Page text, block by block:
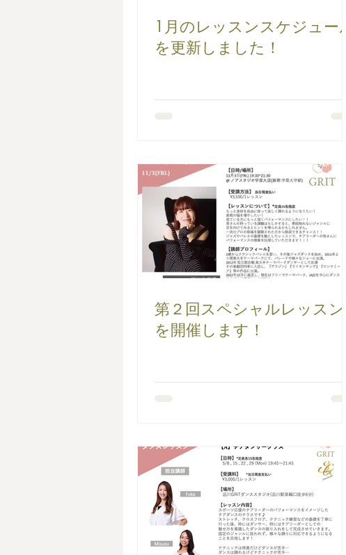
1月のレッスンスケジュール
を更新しました！
第２回スペシャルレッスン
を開催します！